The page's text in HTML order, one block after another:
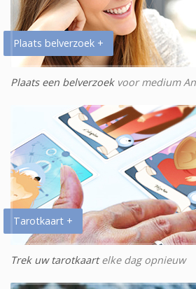
Plaats belverzoek +
Plaats een belverzoekvoor medium
Tarotkaart +
Trek uw tarotkaartelke dag opnieuw